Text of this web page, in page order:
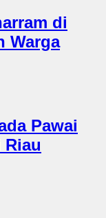
di
Warga
Pawai
Riau